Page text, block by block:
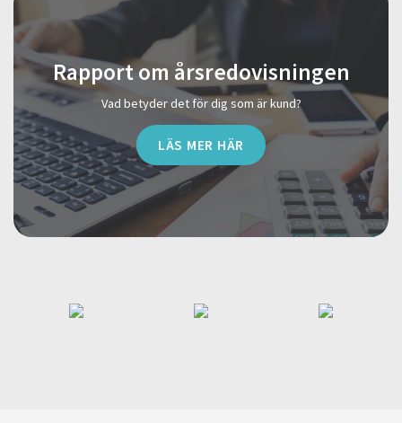
Rapport om årsredovisningen
Vad betyder det för dig som är kund?
LÄS MER HÄR